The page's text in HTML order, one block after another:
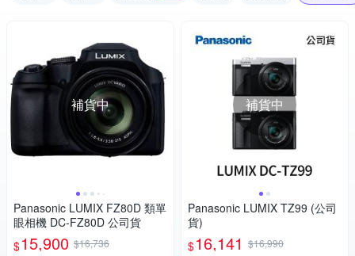
補貨中
Panasonic LUMIX FZ80D 類單
眼相機 DC-FZ80D 公司貨
$15,900 $16,736
補貨中
Panasonic LUMIX TZ99 (公司
貨)
$16,141 $16,990